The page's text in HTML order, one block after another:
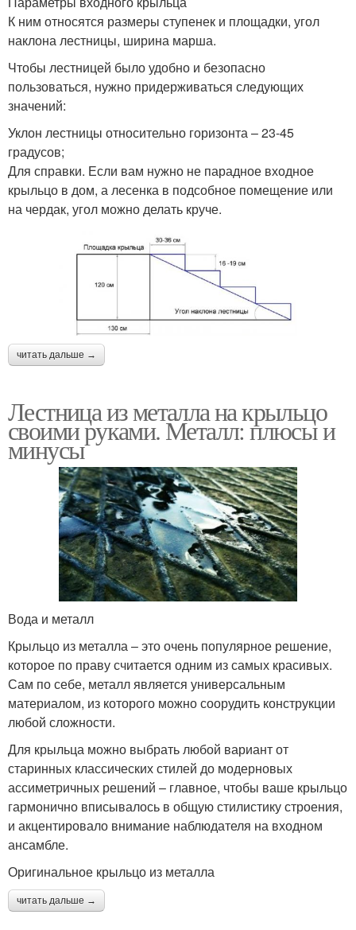
К ним относятся размеры ступенек и площадки, угол
наклона лестницы, ширина марша.
Чтобы лестницей было удобно и безопасно
пользоваться, нужно придерживаться следующих
значений:
Уклон лестницы относительно горизонта – 23-45
градусов;
Для справки. Если вам нужно не парадное входное
крыльцо в дом, а лесенка в подсобное помещение или
на чердак, угол можно делать круче.
читать дальше →
Лестница из металла на крыльцо
своими руками. Металл: плюсы и
минусы
Вода и металл
Крыльцо из металла – это очень популярное решение,
которое по праву считается одним из самых красивых.
Сам по себе, металл является универсальным
материалом, из которого можно соорудить конструкции
любой сложности.
Для крыльца можно выбрать любой вариант от
старинных классических стилей до модерновых
ассиметричных решений – главное, чтобы ваше крыльцо
гармонично вписывалось в общую стилистику строения,
и акцентировало внимание наблюдателя на входном
ансамбле.
Оригинальное крыльцо из металла
читать дальше →